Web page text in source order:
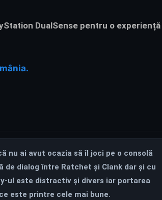
nu ai avut ocazia să îl joci pe o consolă
de dialog între Ratchet și Clank dar și cu
ul este distractiv și divers iar portarea
este printre cele mai bune.
DualSense pentru o experiență